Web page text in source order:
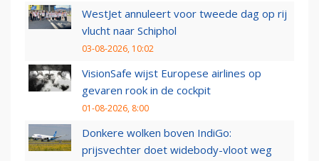
WestJet annuleert voor tweede dag op rij
vlucht naar Schiphol
03-08-2026, 10:02
VisionSafe wijst Europese airlines op
gevaren rook in de cockpit
01-08-2026, 8:00
Donkere wolken boven IndiGo:
prijsvechter doet widebody-vloot weg